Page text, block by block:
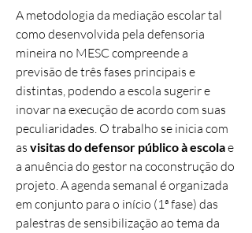
A metodologia da mediação escolar tal
como desenvolvida pela defensoria
mineira no MESC compreende a
previsão de três fases principais e
distintas, podendo a escola sugerir e
inovar na execução de acordo com suas
peculiaridades. O trabalho se inicia com
as visitas do defensor público à escolae
a anuência do gestor na coconstrução do
projeto. A agenda semanal é organizada
em conjunto para o início (1ª fase) das
palestras de sensibilização ao tema da